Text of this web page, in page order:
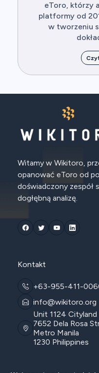
eToro, którzy
platformy od
w tworzeniu
Witamy w Wikitoro,
opanować eToro od
doświadczony zespół
dogłębną analizę.
Kontakt
+63-955-411-
info@wikitoro.org
Unit 1124
7652 Dela Rosa
Metro Manila
1230 Philippines